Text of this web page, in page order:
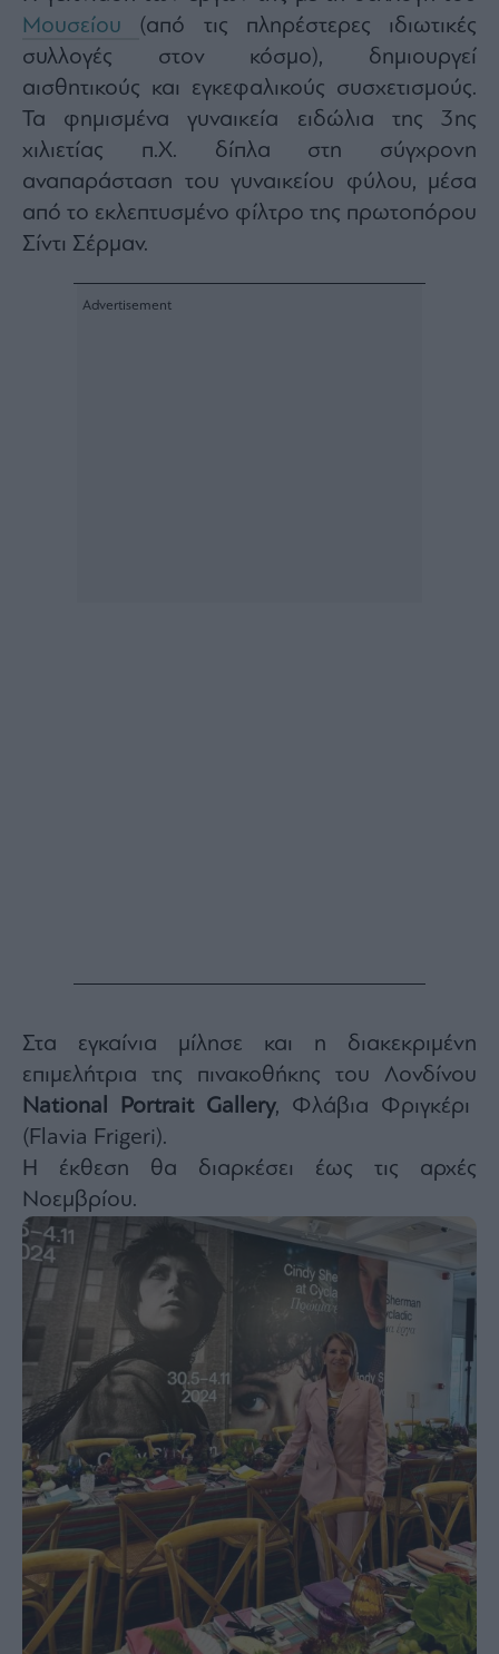
Μουσείου (από τις πληρέστερες ιδιωτικές
συλλογές στον κόσμο), δημιουργεί
αισθητικούς και εγκεφαλικούς συσχετισμούς.
Τα φημισμένα γυναικεία ειδώλια της 3ης
χιλιετίας π.Χ. δίπλα στη σύγχρονη
αναπαράσταση του γυναικείου φύλου, μέσα
από το εκλεπτυσμένο φίλτρο της πρωτοπόρου
Σίντι Σέρμαν.
Στα εγκαίνια μίλησε και η διακεκριμένη
επιμελήτρια της πινακοθήκης του Λονδίνου
National Portrait Gallery, Φλάβια Φριγκέρι
(Flavia Frigeri).
Η έκθεση θα διαρκέσει έως τις αρχές
Νοεμβρίου.